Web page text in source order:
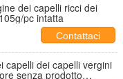
dei capelli ricci dei
pc intatta
Contattaci
capelli dei capelli vergini
senza prodotto